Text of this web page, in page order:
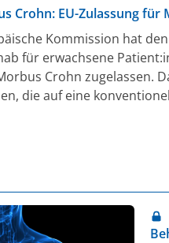
Crohn: EU-Zulassung
Kommission hat
für erwachsene
Crohn zugelassen.
die auf eine
eine Unverträglichkeit
zugelassen.